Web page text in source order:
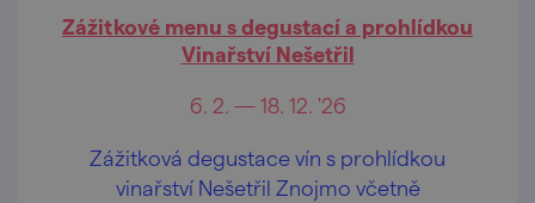
Zážitkové menu s degustací a prohlídkou
Vinařství Nešetřil
6. 2. — 18. 12. '26
Zážitková degustace vín s prohlídkou
vinařství Nešetřil Znojmo včetně